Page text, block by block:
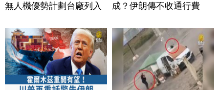
無人機優勢計劃台廠列入
成？伊朗傳不收通行費